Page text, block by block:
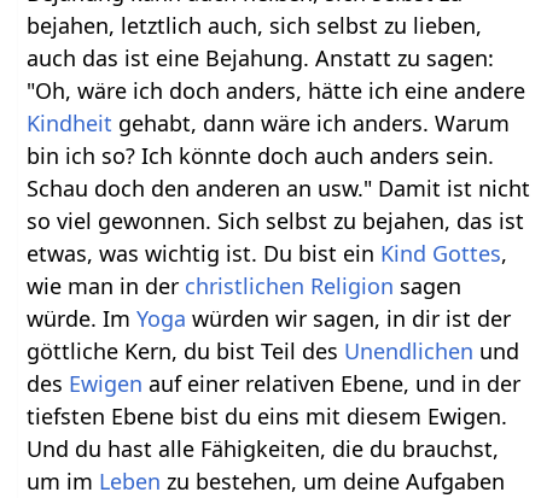
bejahen, letztlich auch, sich selbst zu lieben,
auch das ist eine Bejahung. Anstatt zu sagen:
"Oh, wäre ich doch anders, hätte ich eine andere
Kindheit gehabt, dann wäre ich anders. Warum
bin ich so? Ich könnte doch auch anders sein.
Schau doch den anderen an usw." Damit ist nicht
so viel gewonnen. Sich selbst zu bejahen, das ist
etwas, was wichtig ist. Du bist ein Kind Gottes,
wie man in der christlichen Religion sagen
würde. ImYoga würden wir sagen, in dir ist der
göttliche Kern, du bist Teil des Unendlichen und
des Ewigen auf einer relativen Ebene, und in der
tiefsten Ebene bist du eins mit diesem Ewigen.
Und du hast alle Fähigkeiten, die du brauchst,
um im Leben zu bestehen, um deine Aufgaben